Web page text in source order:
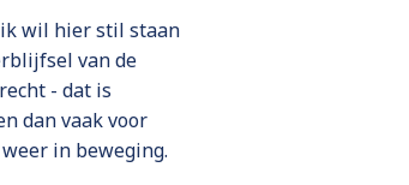
ik wil hier stil staan
van de
- dat is
dan vaak voor
in beweging.